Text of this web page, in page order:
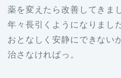
薬を変えたら改善してきま
年々長引くようになりまし
おとなしく安静にできない
治さなければっ。